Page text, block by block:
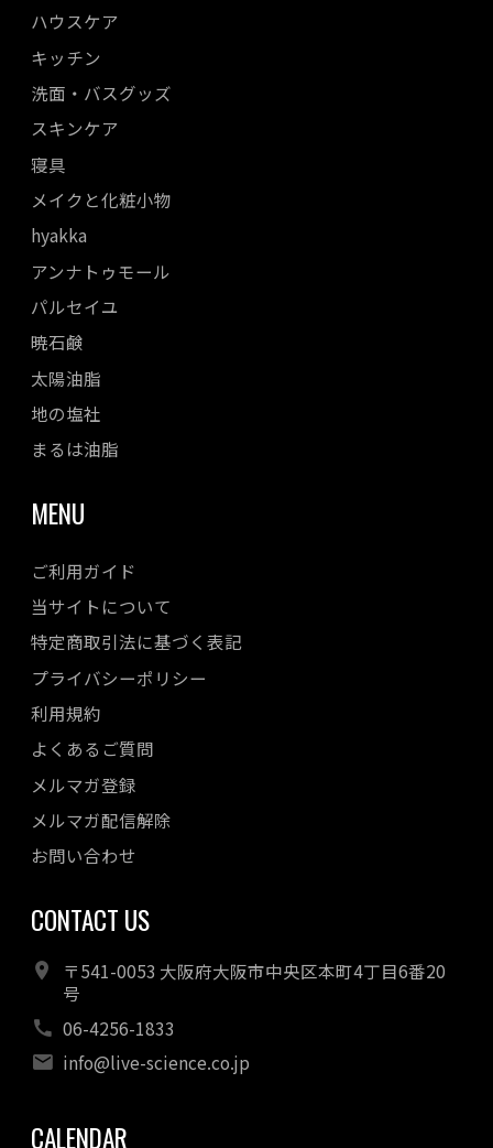
ハウスケア
キッチン
洗面・バスグッズ
スキンケア
寝具
メイクと化粧小物
hyakka
アンナトゥモール
パルセイユ
暁石鹸
太陽油脂
地の塩社
まるは油脂
MENU
ご利用ガイド
当サイトについて
特定商取引法に基づく表記
プライバシーポリシー
利用規約
よくあるご質問
メルマガ登録
メルマガ配信解除
お問い合わせ
CONTACT US
〒541-0053 大阪府大阪市中央区本町4丁目6番20
号
06-4256-1833
info@live-science.co.jp
CALENDAR